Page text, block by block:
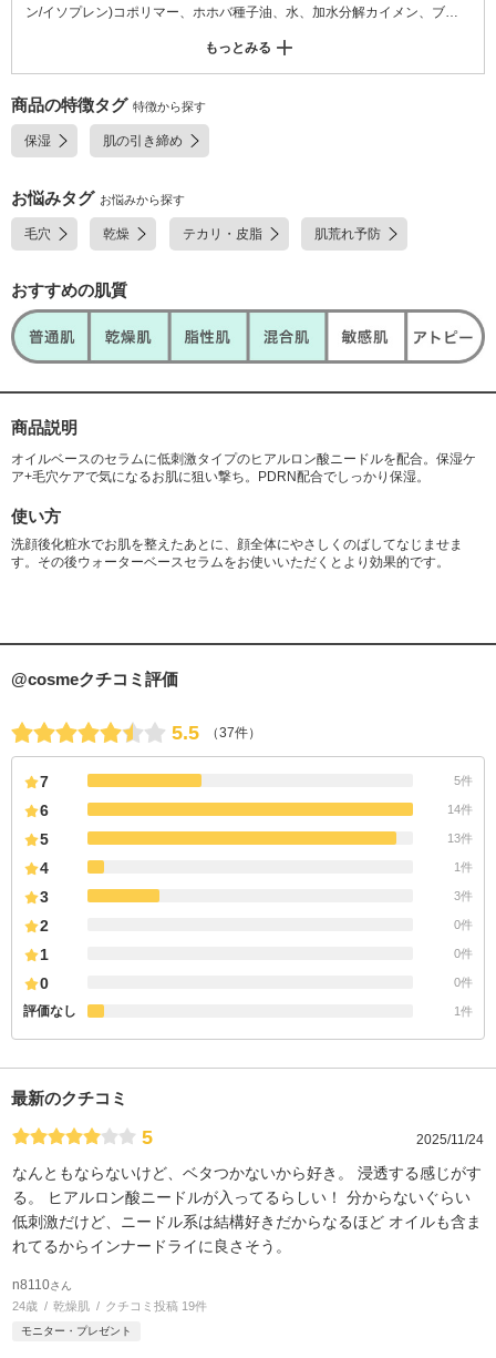
ン/イソプレン)コポリマー、ホホバ種子油、水、加水分解カイメン、ブロ
ン種子油、ヒマワリ種子油、ワサビノキ種子油、オリーブ果実油、クロフ
サスグリ種子油、トマト種子油、ブドウ種子油、ヒアルロン酸Na、テトラ
(ジ-t-ブチルヒドロキシヒドロケイヒ酸)ペンタエリスリチル、グリセリ
ン、トレハロース、プロパンジオール、カプリリルグリコール、マデカッ
ソシド、エチルヘキシルグリセリン、デキストリン、DNA-Na、1,2-ヘキ
8、ペンチレングリコール、トウキンセンカ花エキス、ムクゲ樹皮エキス
もっとみる
商品の特徴タグ 特徴から探す
保湿 肌の引き締め
お悩みタグ お悩みから探す
毛穴 乾燥 テカリ・皮脂 肌荒れ予防
おすすめの肌質
商品説明
オイルベースのセラムに低刺激タイプのヒアルロン酸ニードルを配合。保湿ケ
ア+毛穴ケアで気になるお肌に狙い撃ち。PDRN配合でしっかり保湿。
使い方
洗顔後化粧水でお肌を整えたあとに、顔全体にやさしくのばしてなじませま
す。その後ウォーターベースセラムをお使いいただくとより効果的です。
@cosmeクチコミ評価
5.5 （37件）
7 5件
6 14件
5 13件
4 1件
3 3件
2 0件
1 0件
0 0件
評価なし 1件
最新のクチコミ
5 2025/11/24
なんともならないけど、ベタつかないから好き。 浸透する感じがす
る。 ヒアルロン酸ニードルが入ってるらしい！ 分からないぐらい
低刺激だけど、ニードル系は結構好きだからなるほど オイルも含ま
れてるからインナードライに良さそう。
n8110さん
24歳 乾燥肌 クチコミ投稿 19件
モニター・プレゼント